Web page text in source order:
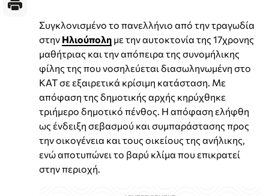
Συγκλονισμένο το πανελλήνιο από την τραγωδία
στην Ηλιούπολη με την αυτοκτονία της 17χρονης
μαθήτριας και την απόπειρα της συνομήλικης
φίλης της που νοσηλεύεται διασωληνωμένη στο
ΚΑΤ σε εξαιρετικά κρίσιμη κατάσταση. Με
απόφαση της δημοτικής αρχής κηρύχθηκε
τριήμερο δημοτικό πένθος. Η απόφαση ελήφθη
ως ένδειξη σεβασμού και συμπαράστασης προς
την οικογένεια και τους οικείους της ανήλικης,
ενώ αποτυπώνει το βαρύ κλίμα που επικρατεί
στην περιοχή.